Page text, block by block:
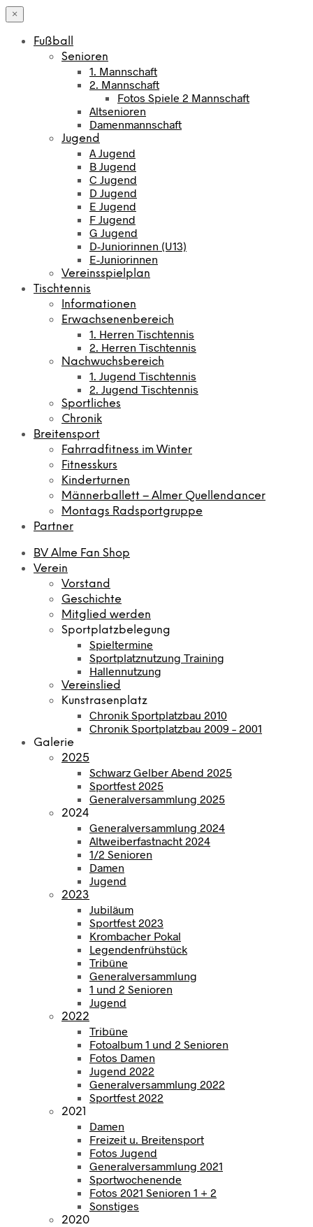
×
Fußball
Senioren
1. Mannschaft
2. Mannschaft
Fotos Spiele 2 Mannschaft
Altsenioren
Damenmannschaft
Jugend
A Jugend
B Jugend
C Jugend
D Jugend
E Jugend
F Jugend
G Jugend
D-Juniorinnen (U13)
E-Juniorinnen
Vereinsspielplan
Tischtennis
Informationen
Erwachsenenbereich
1. Herren Tischtennis
2. Herren Tischtennis
Nachwuchsbereich
1. Jugend Tischtennis
2. Jugend Tischtennis
Sportliches
Chronik
Breitensport
Fahrradfitness im Winter
Fitnesskurs
Kinderturnen
Männerballett – Almer Quellendancer
Montags Radsportgruppe
Partner
BV Alme Fan Shop
Verein
Vorstand
Geschichte
Mitglied werden
Sportplatzbelegung
Spieltermine
Sportplatznutzung Training
Hallennutzung
Vereinslied
Kunstrasenplatz
Chronik Sportplatzbau 2010
Chronik Sportplatzbau 2009 – 2001
Galerie
2025
Schwarz Gelber Abend 2025
Sportfest 2025
Generalversammlung 2025
2024
Generalversammlung 2024
Altweiberfastnacht 2024
1/2 Senioren
Damen
Jugend
2023
Jubiläum
Sportfest 2023
Krombacher Pokal
Legendenfrühstück
Tribüne
Generalversammlung
1 und 2 Senioren
Jugend
2022
Tribüne
Fotoalbum 1 und 2 Senioren
Fotos Damen
Jugend 2022
Generalversammlung 2022
Sportfest 2022
2021
Damen
Freizeit u. Breitensport
Fotos Jugend
Generalversammlung 2021
Sportwochenende
Fotos 2021 Senioren 1 + 2
Sonstiges
2020